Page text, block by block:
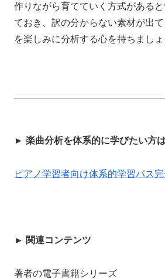
作りながら育てていく方式がある
ておき、 訳の分からない素材が出て
を楽しみに分析する心を持ちましょ
► 楽曲分析を体系的に学びたい方
ピアノ学習者向け体系的学習パス
► 関連コンテンツ
著者の電子書籍シリーズ